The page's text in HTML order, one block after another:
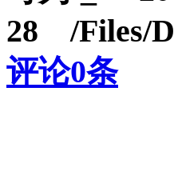
28 /Files/
评论0条